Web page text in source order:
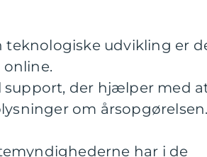
teknologiske udvikling er
der hjælper med
om årsopgørelsen.
har i de